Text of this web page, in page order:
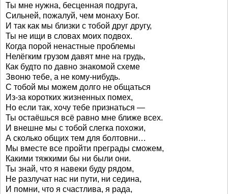
Ты мне нужна, бесценная подруга,
Сильней, пожалуй, чем монаху Бог.
И так как мы близки с тобой друг другу,
Ты не ищи в словах моих подвох.
Когда порой ненастные проблемы
Нелёгким грузом давят мне на грудь,
Как будто по давно знакомой схеме
Звоню тебе, а не кому-нибудь.
С тобой мы можем долго не общаться
Из-за коротких жизненных помех,
Но если так, хочу тебе признаться —
Ты остаёшься всё равно мне ближе всех.
И внешне мы с тобой слегка похожи,
А сколько общих тем для болтовни…
Мы вместе все пройти преграды сможем,
Какими тяжкими бы ни были они.
Ты знай, что я навеки буду рядом,
Не разлучат нас ни пути, ни седина,
И помни, что я счастлива, я рада,